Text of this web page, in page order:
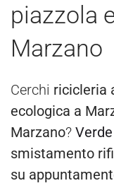
piazzola
Marzano
Cerchi ricicleria
ecologica a
Marzano? Verde
smistamento
su